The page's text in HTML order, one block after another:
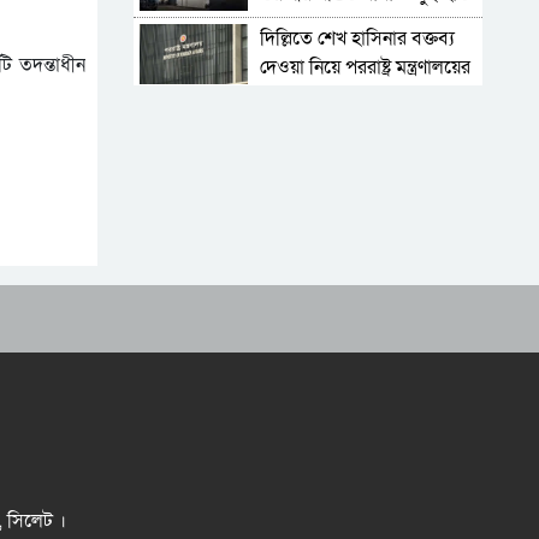
তদন্তাধীন
উদ্ধার
দিল্লিতে শেখ হাসিনার বক্তব্য
দেওয়া নিয়ে পররাষ্ট্র মন্ত্রণালয়ের
পালিয়ে যেতে বাধ্য হন
বাংলাদেশে, ‘খুলছে’ শত কোটি
সিলেট ।